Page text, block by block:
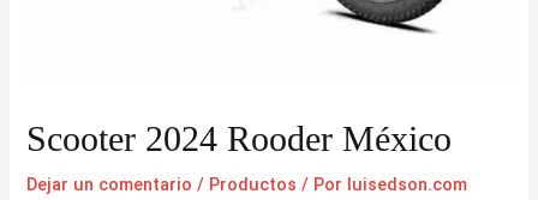
Scooter 2024 Rooder México
Dejar un comentario / Productos / Por luisedson.com